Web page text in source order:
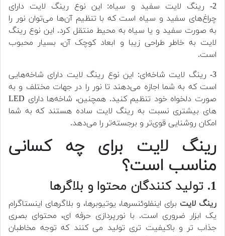
2- رینگ لایت سفید و سیاه: این نوع رینگ لایت دارای
چراغ‌های سفید و سیاه است که با تنظیم آن‌ها می‌توان نور را
به صورت سفید و یا سیاه به محیط منتقل کرد. این نوع رینگ
لایت به خاطر طراحی زیبا و ابعاد کوچک آن، بسیار محبوب
است.
3- رینگ لایت شاخه‌ای: این نوع رینگ لایت دارای شاخه‌هایی
است که به شما اجازه می‌دهند تا نور را در جهات مختلف و به
صورت دلخواه خود تنظیم کنید. همچنین، شاخه‌ها دارای LED
های بیشتری نسبت به رینگ لایت ساده هستند که به شما
امکان روشنایی قوی‌تر و برجسته‌تر را می‌دهد.
رینگ لایت برای چه کسانی
مناسب است؟
1. تولید کنندگان محتوا و بلاگرها
رینگ لایت برای اینفلوئنسرها، یوتیوبرها، و بلاگرهای اینستاگرام
یک ابزار ضروری است. با نورپردازی حرفه ای، محتوای بصری
جذاب تر و باکیفیت تری تولید می کنند که توجه مخاطبان